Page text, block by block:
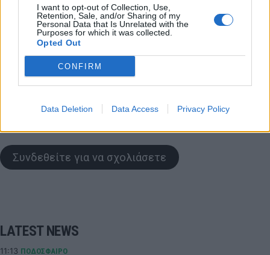
I want to opt-out of Collection, Use,
Retention, Sale, and/or Sharing of my
Personal Data that Is Unrelated with the
Purposes for which it was collected.
Opted Out
CONFIRM
Data Deletion Data Access Privacy Policy
Μέσι Λιονέλ
Καμπ Νου
Συνδεθείτε για να σχολιάσετε
LATEST NEWS
11:13 ΠΟΔΟΣΦΑΙΡΟ